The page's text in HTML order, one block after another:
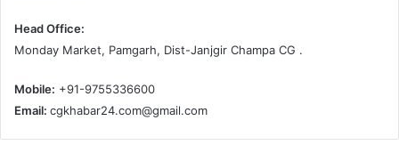
Head Office:
Monday Market, Pamgarh, Dist-Janjgir Champa CG .
Mobile: +91-9755336600
Email: cgkhabar24.com@gmail.com